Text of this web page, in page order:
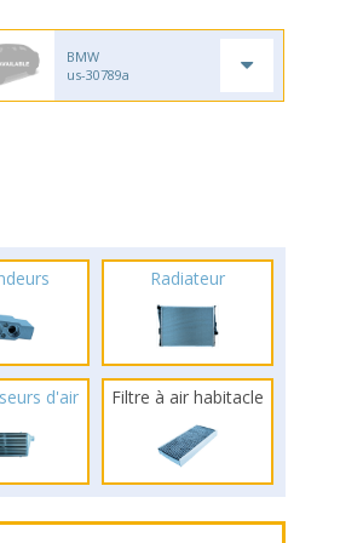
BMW
us-30789a
Radiateur
d'air Filtre à air habitacle